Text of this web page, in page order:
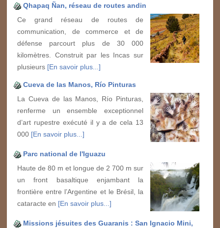
Qhapaq Ñan, réseau de routes andin
Ce grand réseau de routes de
communication, de commerce et de
défense parcourt plus de 30 000
kilomètres. Construit par les Incas sur
plusieurs [En savoir plus...]
Cueva de las Manos, Río Pinturas
La Cueva de las Manos, Río Pinturas,
renferme un ensemble exceptionnel
d’art rupestre exécuté il y a de cela 13
000 [En savoir plus...]
Parc national de l'Iguazu
Haute de 80 m et longue de 2 700 m sur
un front basaltique enjambant la
frontière entre l’Argentine et le Brésil, la
cataracte en [En savoir plus...]
Missions jésuites des Guaranis : San Ignacio Mini,